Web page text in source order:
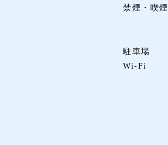
禁煙・喫煙
駐車場
Wi-Fi